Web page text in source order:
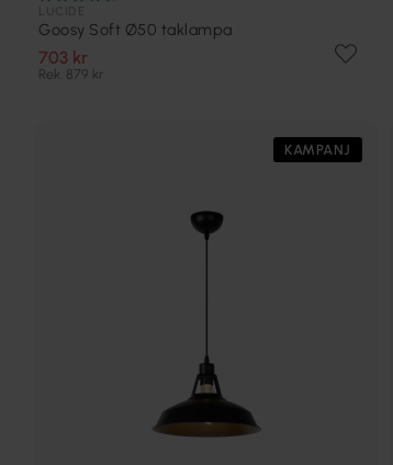
Goosy Soft Ø50 taklampa
703 kr
Rek. 879 kr
KAMPANJ